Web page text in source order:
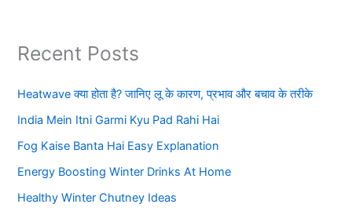
Recent Posts
Heatwave क्या होता है? जानिए लू के कारण, प्रभाव और बचाव के तरीके
India Mein Itni Garmi Kyu Pad Rahi Hai
Fog Kaise Banta Hai Easy Explanation
Energy Boosting Winter Drinks At Home
Healthy Winter Chutney Ideas